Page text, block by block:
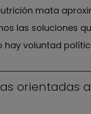
mata
las soluciones
hay voluntad
orientadas